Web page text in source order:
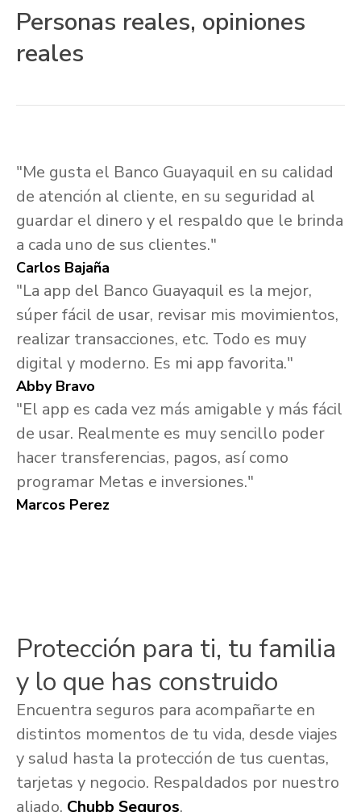
Personas reales, opiniones
reales
"Me gusta el Banco Guayaquil en su calidad
de atención al cliente, en su seguridad al
guardar el dinero y el respaldo que le brinda
a cada uno de sus clientes."
Carlos Bajaña
"La app del Banco Guayaquil es la mejor,
súper fácil de usar, revisar mis movimientos,
realizar transacciones, etc. Todo es muy
digital y moderno. Es mi app favorita."
Abby Bravo
"El app es cada vez más amigable y más fácil
de usar. Realmente es muy sencillo poder
hacer transferencias, pagos, así como
programar Metas e inversiones."
Marcos Perez
Protección para ti, tu familia
y lo que has construido
Encuentra seguros para acompañarte en
distintos momentos de tu vida, desde viajes
y salud hasta la protección de tus cuentas,
tarjetas y negocio. Respaldados por nuestro
aliado, Chubb Seguros.